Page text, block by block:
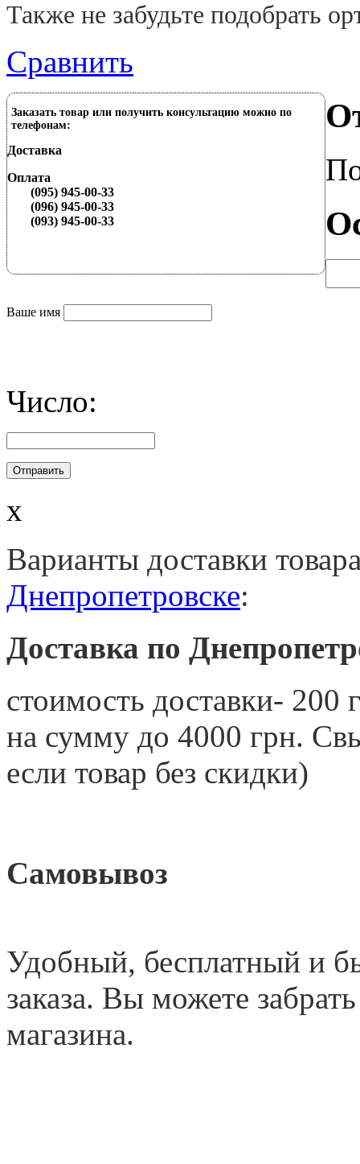
Также не забудьте подобрать
Сравнить
Заказать товар или получить консультацию можно по
телефонам:
Доставка
Оплата
(095) 945-00-33
(096) 945-00-33
(093) 945-00-33
Ваше имя
Число:
x
Варианты доставки
Днепропетровске:
Доставка по
стоимость доставки- 200
на сумму до 4000 грн.
если товар без скидки)
Самовывоз
Удобный, бесплатный и
заказа. Вы можете
магазина.